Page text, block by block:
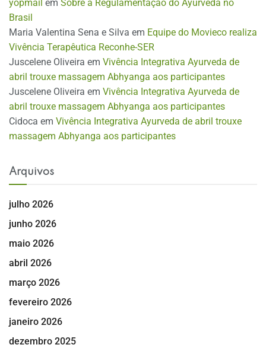
yopmail em Sobre a Regulamentação do Ayurveda no
Brasil
Maria Valentina Sena e Silva em Equipe do Movieco realiza
Vivência Terapêutica Reconhe-SER
Juscelene Oliveira em Vivência Integrativa Ayurveda de
abril trouxe massagem Abhyanga aos participantes
Juscelene Oliveira em Vivência Integrativa Ayurveda de
abril trouxe massagem Abhyanga aos participantes
Cidoca em Vivência Integrativa Ayurveda de abril trouxe
massagem Abhyanga aos participantes
Arquivos
julho 2026
junho 2026
maio 2026
abril 2026
março 2026
fevereiro 2026
janeiro 2026
dezembro 2025